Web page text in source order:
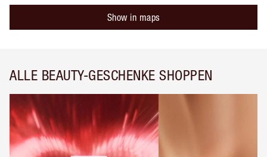
Show in maps
ALLE BEAUTY-GESCHENKE SHOPPEN